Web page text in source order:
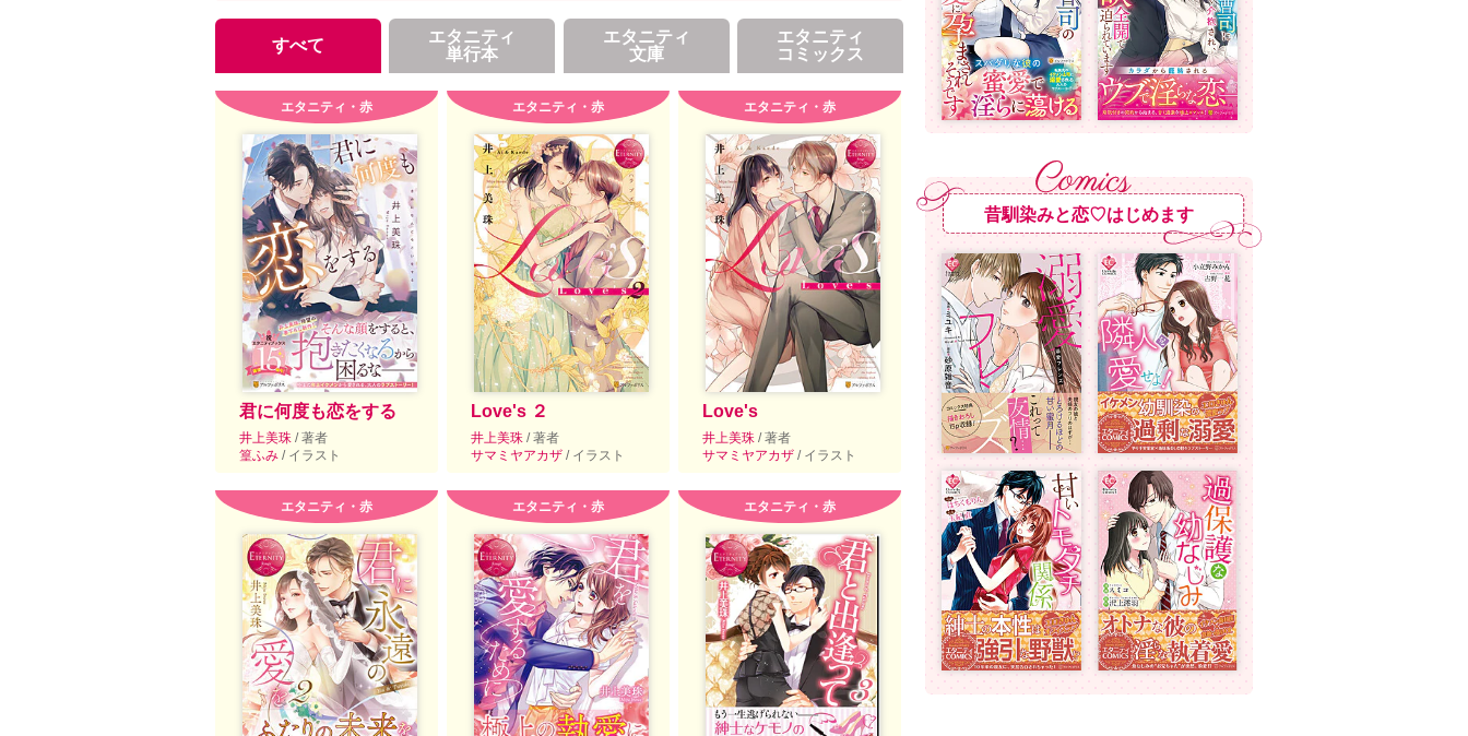
すべて
エタニティ
単行本
エタニティ
文庫
エタニティ
コミックス
エタニティ・赤
君に何度も恋をする
井上美珠 / 著者
篁ふみ / イラスト
エタニティ・赤
Love's ２
井上美珠 / 著者
サマミヤアカザ / イラスト
エタニティ・赤
Love's
井上美珠 / 著者
サマミヤアカザ / イラスト
エタニティ・赤 エタニティ・赤 エタニティ・赤
昔馴染みと恋♡はじめます